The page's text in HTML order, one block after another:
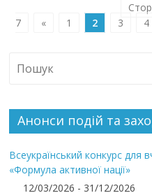
7
« 1 2 3 4
Анонси подій та
Всеукраїнський конкурс для
«Формула активної нації»
12/03/2026 - 31/12/2026